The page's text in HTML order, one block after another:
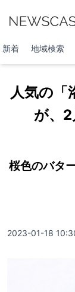
新着 地域検索
人気の「
が、
桜色のバタ
2023-01-18